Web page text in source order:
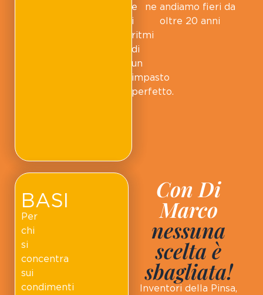
e
i
ritmi
di
un
impasto
perfetto.
ne andiamo fieri da
oltre 20 anni
Con Di
Marco
nessuna
scelta è
sbagliata!
Inventori della Pinsa,
BASI
Per
chi
si
concentra
sui
condimenti